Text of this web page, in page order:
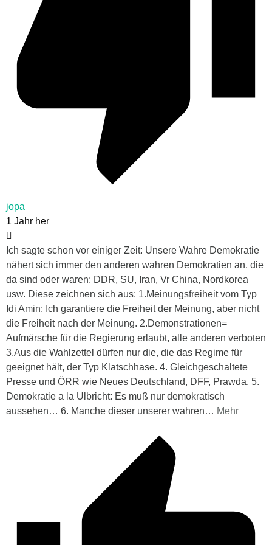
jopa
1 Jahr her
Ich sagte schon vor einiger Zeit: Unsere Wahre Demokratie
nähert sich immer den anderen wahren Demokratien an, die
da sind oder waren: DDR, SU, Iran, Vr China, Nordkorea
usw. Diese zeichnen sich aus: 1.Meinungsfreiheit vom Typ
Idi Amin: Ich garantiere die Freiheit der Meinung, aber nicht
die Freiheit nach der Meinung. 2.Demonstrationen=
Aufmärsche für die Regierung erlaubt, alle anderen verboten
3.Aus die Wahlzettel dürfen nur die, die das Regime für
geeignet hält, der Typ Klatschhase. 4. Gleichgeschaltete
Presse und ÖRR wie Neues Deutschland, DFF, Prawda. 5.
Demokratie a la Ulbricht: Es muß nur demokratisch
aussehen… 6. Manche dieser unserer wahren… Mehr